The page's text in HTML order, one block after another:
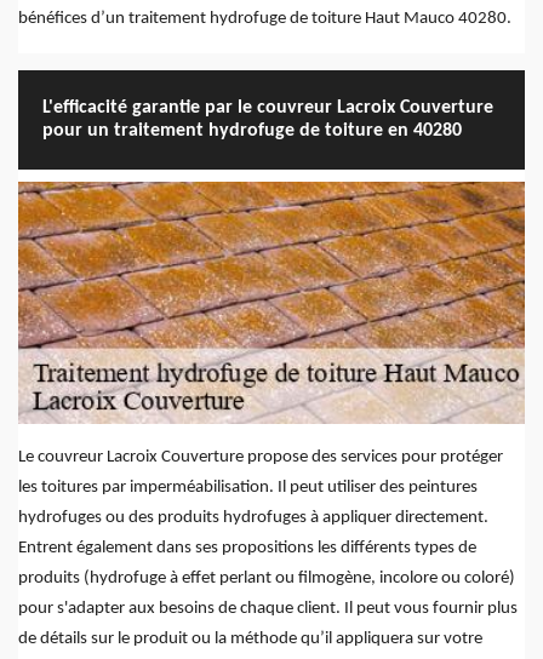
bénéfices d’un traitement hydrofuge de toiture Haut Mauco 40280.
L'efficacité garantie par le couvreur Lacroix Couverture
pour un traitement hydrofuge de toiture en 40280
Le couvreur Lacroix Couverture propose des services pour protéger
les toitures par imperméabilisation. Il peut utiliser des peintures
hydrofuges ou des produits hydrofuges à appliquer directement.
Entrent également dans ses propositions les différents types de
produits (hydrofuge à effet perlant ou filmogène, incolore ou coloré)
pour s'adapter aux besoins de chaque client. Il peut vous fournir plus
de détails sur le produit ou la méthode qu’il appliquera sur votre